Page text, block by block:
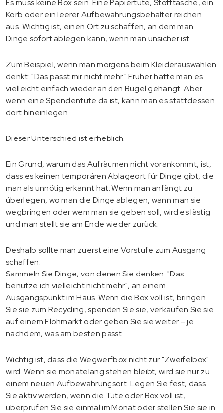
Es muss keine Box sein. Eine Papiertüte, Stofftasche, ein
Korb oder ein leerer Aufbewahrungsbehälter reichen
aus. Wichtig ist, einen Ort zu schaffen, an dem man
Dinge sofort ablegen kann, wenn man unsicher ist.
Zum Beispiel, wenn man morgens beim Kleiderauswählen
denkt: "Das passt mir nicht mehr." Früher hätte man es
vielleicht einfach wieder an den Bügel gehängt. Aber
wenn eine Spendentüte da ist, kann man es stattdessen
dort hineinlegen.
Dieser Unterschied ist erheblich.
Ein Grund, warum das Aufräumen nicht vorankommt, ist,
dass es keinen temporären Ablageort für Dinge gibt, die
man als unnötig erkannt hat. Wenn man anfängt zu
überlegen, wo man die Dinge ablegen, wann man sie
wegbringen oder wem man sie geben soll, wird es lästig
und man stellt sie am Ende wieder zurück.
Deshalb sollte man zuerst eine Vorstufe zum Ausgang
schaffen.
Sammeln Sie Dinge, von denen Sie denken: "Das
benutze ich vielleicht nicht mehr", an einem
Ausgangspunkt im Haus. Wenn die Box voll ist, bringen
Sie sie zum Recycling, spenden Sie sie, verkaufen Sie sie
auf einem Flohmarkt oder geben Sie sie weiter – je
nachdem, was am besten passt.
Wichtig ist, dass die Wegwerfbox nicht zur "Zweifelbox"
wird. Wenn sie monatelang stehen bleibt, wird sie nur zu
einem neuen Aufbewahrungsort. Legen Sie fest, dass
Sie aktiv werden, wenn die Tüte oder Box voll ist,
überprüfen Sie sie einmal im Monat oder stellen Sie sie in